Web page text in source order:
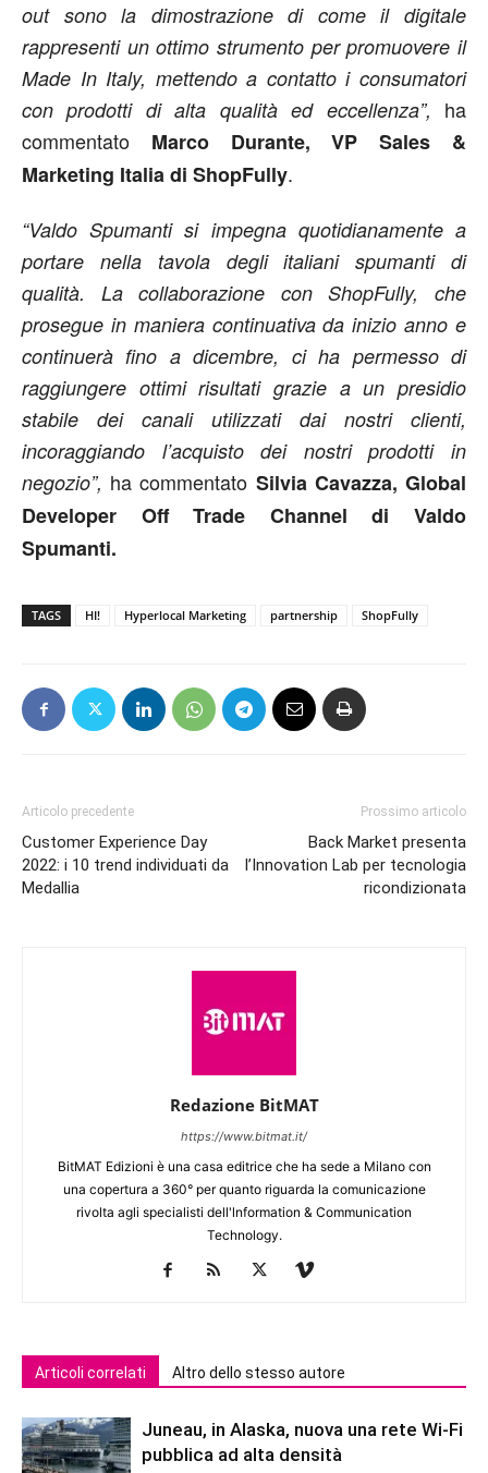
out sono la dimostrazione di come il digitale
rappresenti un ottimo strumento per promuovere il
Made In Italy, mettendo a contatto i consumatori
con prodotti di alta qualità ed eccellenza”, ha
commentato Marco Durante, VP Sales &
Marketing Italia di ShopFully.
“Valdo Spumanti si impegna quotidianamente a
portare nella tavola degli italiani spumanti di
qualità. La collaborazione con ShopFully, che
prosegue in maniera continuativa da inizio anno e
continuerà fino a dicembre, ci ha permesso di
raggiungere ottimi risultati grazie a un presidio
stabile dei canali utilizzati dai nostri clienti,
incoraggiando l’acquisto dei nostri prodotti in
negozio”, ha commentato Silvia Cavazza, Global
Developer Off Trade Channel di Valdo
Spumanti.
TAGS HI! Hyperlocal Marketing partnership ShopFully
Articolo precedente
Customer Experience Day
2022: i 10 trend individuati da
Medallia
Prossimo articolo
Back Market presenta
l’Innovation Lab per tecnologia
ricondizionata
Redazione BitMAT
https://www.bitmat.it/
BitMAT Edizioni è una casa editrice che ha sede a Milano con
una copertura a 360° per quanto riguarda la comunicazione
rivolta agli specialisti dell'lnformation & Communication
Technology.
Articoli correlati Altro dello stesso autore
Juneau, in Alaska, nuova una rete Wi-Fi
pubblica ad alta densità